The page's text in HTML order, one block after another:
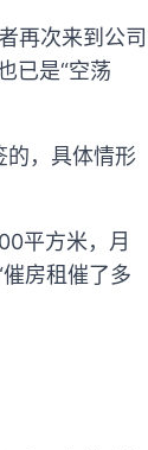
再次来到公司
已是“空荡
的，具体情形
平方米，月
房租催了多